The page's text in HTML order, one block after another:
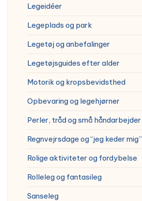
Legeidéer
Legeplads og park
Legetøj og anbefalinger
Legetøjsguides efter alder
Motorik og kropsbevidsthed
Opbevaring og legehjørner
Perler, tråd og små håndarbejder
Regnvejrsdage og “jeg keder mig”
Rolige aktiviteter og fordybelse
Rolleleg og fantasileg
Sanseleg